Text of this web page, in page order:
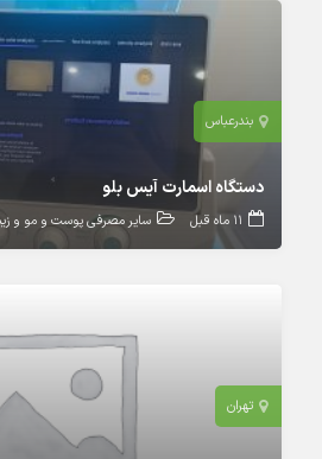
بندرعباس
دستگاه اسمارت آیس بلو
11 ماه قبل سایر مصرفی پوست و مو و
تهران